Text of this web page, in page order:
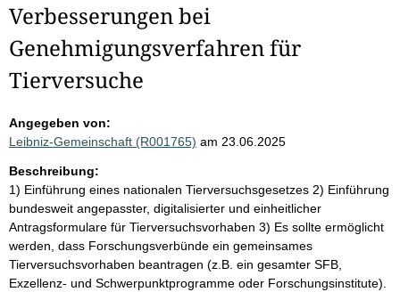
Verbesserungen bei
Genehmigungsverfahren für
Tierversuche
Angegeben von:
Leibniz-Gemeinschaft (R001765) am 23.06.2025
Beschreibung:
1) Einführung eines nationalen Tierversuchsgesetzes 2) Einführung
bundesweit angepasster, digitalisierter und einheitlicher
Antragsformulare für Tierversuchsvorhaben 3) Es sollte ermöglicht
werden, dass Forschungsverbünde ein gemeinsames
Tierversuchsvorhaben beantragen (z.B. ein gesamter SFB,
Exzellenz- und Schwerpunktprogramme oder Forschungsinstitute).